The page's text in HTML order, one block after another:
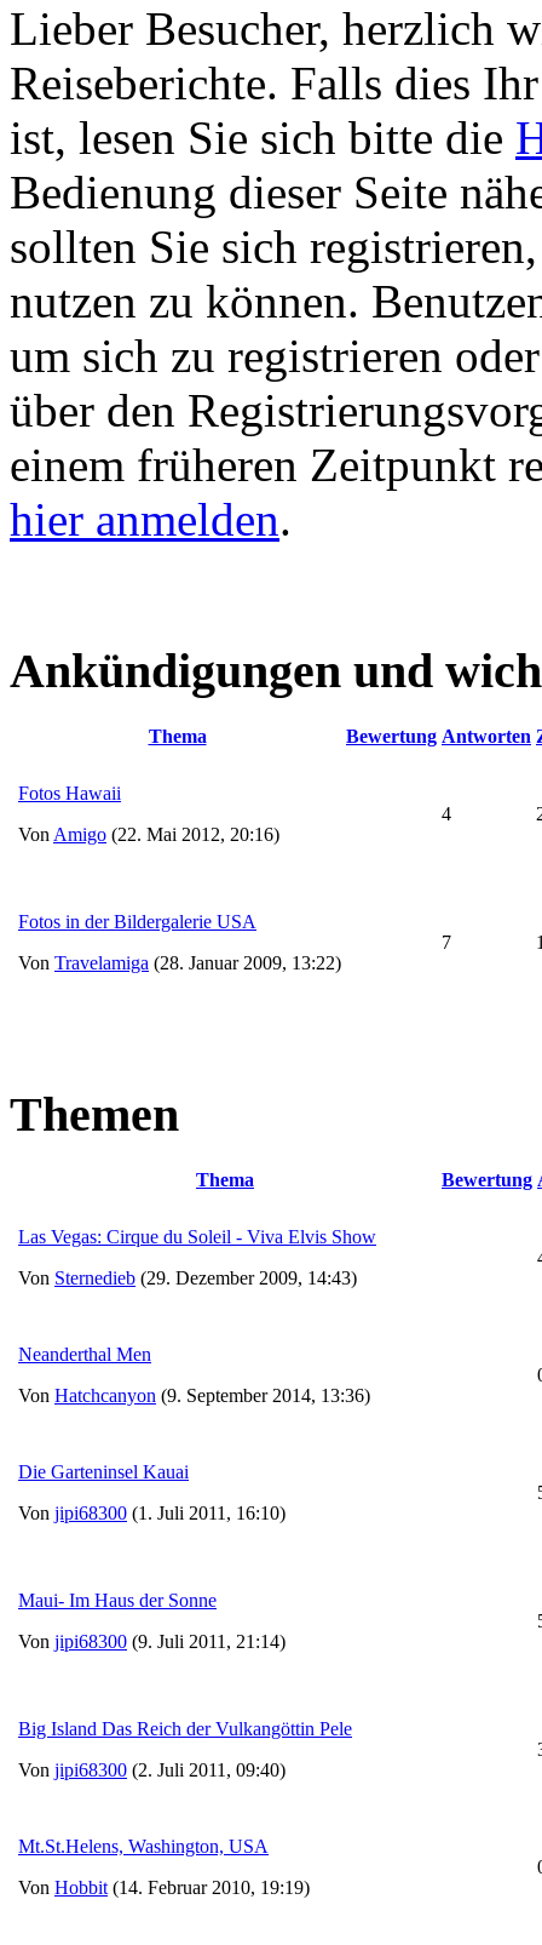
Lieber Besucher, herzlich
Reiseberichte. Falls dies
ist, lesen Sie sich bitte die
Bedienung dieser Seite
sollten Sie sich
nutzen zu können.
um sich zu registrieren
über den
einem früheren Zeitpunkt
hier anmelden.
Ankündigungen und
Thema Bewertung Antworten
Fotos Hawaii
Von Amigo (22. Mai 2012, 20:16)
4
Fotos in der Bildergalerie USA
Von Travelamiga (28. Januar 2009, 13:22)
7
Themen
Thema Bewertung
Las Vegas: Cirque du Soleil - Viva Elvis Show
Von Sternedieb (29. Dezember 2009, 14:43)
Neanderthal Men
Von Hatchcanyon (9. September 2014, 13:36)
Die Garteninsel Kauai
Von jipi68300 (1. Juli 2011, 16:10)
Maui- Im Haus der Sonne
Von jipi68300 (9. Juli 2011, 21:14)
Big Island Das Reich der Vulkangöttin Pele
Von jipi68300 (2. Juli 2011, 09:40)
Mt.St.Helens, Washington, USA
Von Hobbit (14. Februar 2010, 19:19)